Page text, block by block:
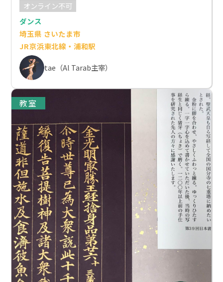
オンライン不可
ダンス
埼玉県 さいたま市
JR京浜東北線・浦和駅
tae（Al Tarab主宰）
教室